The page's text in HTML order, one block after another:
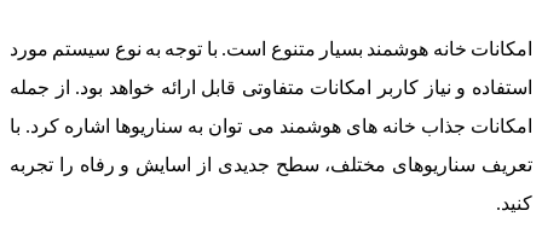
امکانات خانه هوشمند بسیار متنوع است. با توجه به نوع سیستم مورد
استفاده و نیاز کاربر امکانات متفاوتی قابل ارائه خواهد بود. از جمله
امکانات جذاب خانه های هوشمند می توان به سناریوها اشاره کرد. با
تعریف سناریوهای مختلف، سطح جدیدی از اسایش و رفاه را تجربه
کنید.